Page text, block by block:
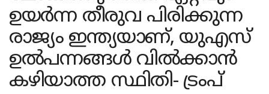
ഉയർന്ന തീരുവ പിരിക്കുന്ന
രാജ്യം ഇന്ത്യയാണ്, യുഎസ്
ഉൽപന്നങ്ങൾ വിൽക്കാൻ
കഴിയാത്ത സ്ഥിതി- ട്രംപ്